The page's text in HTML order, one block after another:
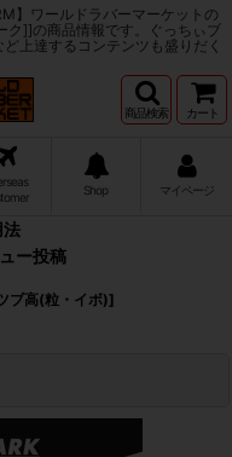
】ワールドラバーマーケットの
ク]]の商品情報です。ぐっちぃブ
上達するコンテンツも盛りだく
商品検索 カート
Shop マイページ
法
ー投稿
ブ高(粒・イボ)]